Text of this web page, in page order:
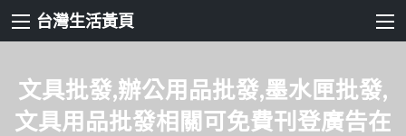
台灣生活黃頁
文具批發,辦公用品批發,墨水匣批發,
文具用品批發相關可免費刊登廣告在